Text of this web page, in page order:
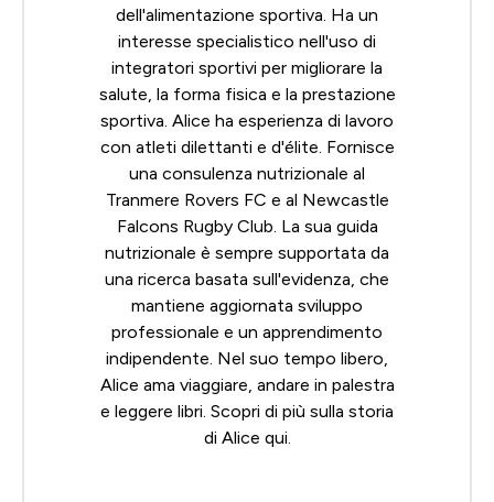
dell'alimentazione sportiva. Ha un
interesse specialistico nell'uso di
integratori sportivi per migliorare la
salute, la forma fisica e la prestazione
sportiva. Alice ha esperienza di lavoro
con atleti dilettanti e d'élite. Fornisce
una consulenza nutrizionale al
Tranmere Rovers FC e al Newcastle
Falcons Rugby Club. La sua guida
nutrizionale è sempre supportata da
una ricerca basata sull'evidenza, che
mantiene aggiornata sviluppo
professionale e un apprendimento
indipendente. Nel suo tempo libero,
Alice ama viaggiare, andare in palestra
e leggere libri. Scopri di più sulla storia
di Alice qui